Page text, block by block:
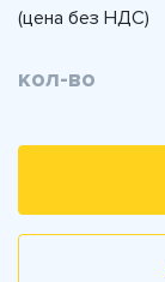
(цена без НДС)
кол-во